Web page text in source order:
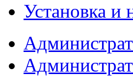
Установка и